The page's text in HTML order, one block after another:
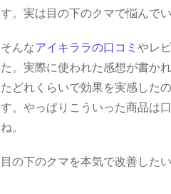
す。実は目の下のクマで悩んで
そんなアイキララの口コミ やレ
た。実際に使われた感想が書か
たどれくらいで効果を実感した
す。やっぱりこういった商品は
ね。
目の下のクマを本気で改善した